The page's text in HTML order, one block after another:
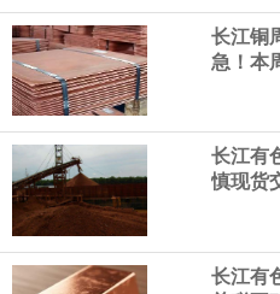
元，最近3年复合增长率达
核心技术和知识产权。截
（含境内发明专利20项）
纽约期银日内涨4%，现报
宇树科技董事长、总经理
长江铜
急！本
长江有
慎现货
长江有